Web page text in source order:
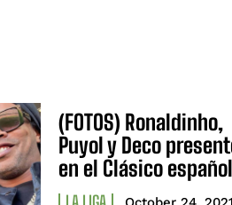
(FOTOS) Ronaldinho,
Puyol y Deco
en el Clásico español